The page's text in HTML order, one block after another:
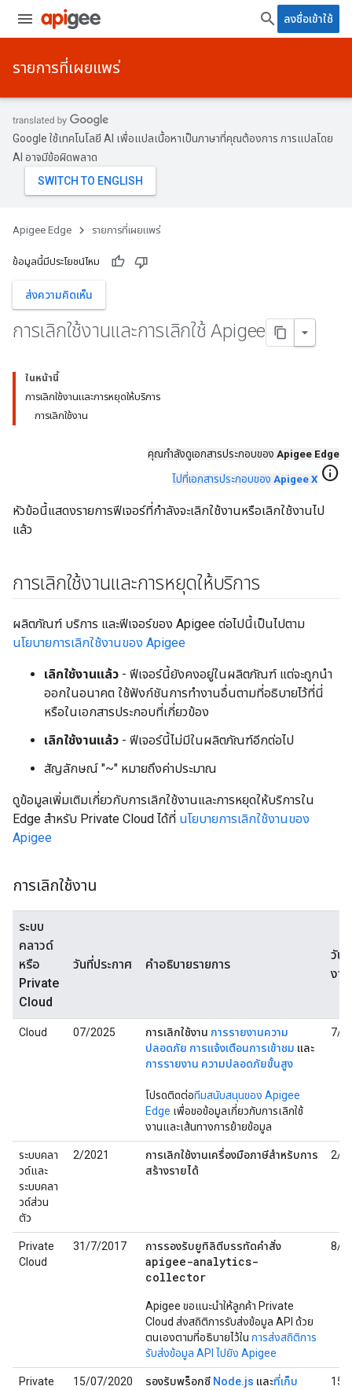
ลงชื่อเข้าใช้
รายการที่เผยแพร่
Google ใช้เทคโนโลยี AI เพื่อแปลเนื้อหาเป็นภาษาที่คุณต้องการ การแปลโดย
AI อาจมีข้อผิดพลาด
Apigee Edge รายการที่เผยแพร่
ข้อมูลนี้มีประโยชน์ไหม
ส่งความคิดเห็น
การเลิกใช้งานและการเลิกใช้ Apigee
ในหน้านี้
การเลิกใช้งานและการหยุดให้บริการ
การเลิกใช้งาน
คุณกำลังดูเอกสารประกอบของ Apigee Edge
ไปที่เอกสารประกอบของ Apigee X info
หัวข้อนี้แสดงรายการฟีเจอร์ที่กำลังจะเลิกใช้งานหรือเลิกใช้งานไป
แล้ว
การเลิกใช้งานและการหยุดให้บริการ
ผลิตภัณฑ์ บริการ และฟีเจอร์ของ Apigee ต่อไปนี้เป็นไปตาม
นโยบายการเลิกใช้งานของ Apigee
เลิกใช้งานแล้ว - ฟีเจอร์นี้ยังคงอยู่ในผลิตภัณฑ์ แต่จะถูกนำ
ออกในอนาคต ใช้ฟังก์ชันการทำงานอื่นตามที่อธิบายไว้ที่นี่
หรือในเอกสารประกอบที่เกี่ยวข้อง
เลิกใช้งานแล้ว - ฟีเจอร์นี้ไม่มีในผลิตภัณฑ์อีกต่อไป
สัญลักษณ์ "~" หมายถึงค่าประมาณ
ดูข้อมูลเพิ่มเติมเกี่ยวกับการเลิกใช้งานและการหยุดให้บริการใน
Edge สำหรับ Private Cloud ได้ที่ นโยบายการเลิกใช้งานของ
Apigee
การเลิกใช้งาน
ระบบ
คลาวด์
หรือ
Private
Cloud
วันที่ประกาศ คำอธิบายรายการ
วันที่
งาน
Cloud 07/2025 การเลิกใช้งาน การรายงานความ
ปลอดภัย การแจ้งเตือนการเข้าชม และ
การรายงาน ความปลอดภัยขั้นสูง
โปรดติดต่อทีมสนับสนุนของ Apigee
Edge เพื่อขอข้อมูลเกี่ยวกับการเลิกใช้
งานและเส้นทางการย้ายข้อมูล
7/
ระบบคลา
วด์และ
ระบบคลา
วด์ส่วน
ตัว
2/2021
การเลิกใช้งานเครื่องมือภาษีสำหรับการ
สร้างรายได้
2/
Private
Cloud
31/7/2017 การรองรับยูทิลิตีบรรทัดคำสั่ง
apigee-analytics-
collector
Apigee ขอแนะนำให้ลูกค้า Private
Cloud ส่งสถิติการรับส่งข้อมูล API ด้วย
ตนเองตามที่อธิบายไว้ใน การส่งสถิติการ
รับส่งข้อมูล API ไปยัง Apigee
8/
Private
15/07/2020 รองรับพร็อกซี Node.js และที่เก็บ
15/